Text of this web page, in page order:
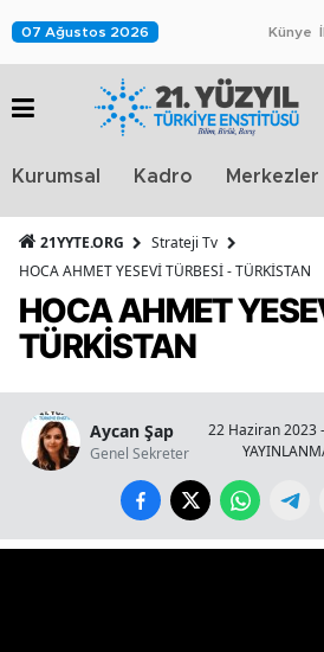
07 Ağustos 2026 Künye
Kurumsal Kadro Merkezler
21YYTE.ORG
Strateji Tv
HOCA AHMET YESEVİ TÜRBESİ - TÜRKİSTAN
HOCA AHMET
TÜRKİSTAN
Aycan Şap
Genel Sekreter
22 Haziran 2023